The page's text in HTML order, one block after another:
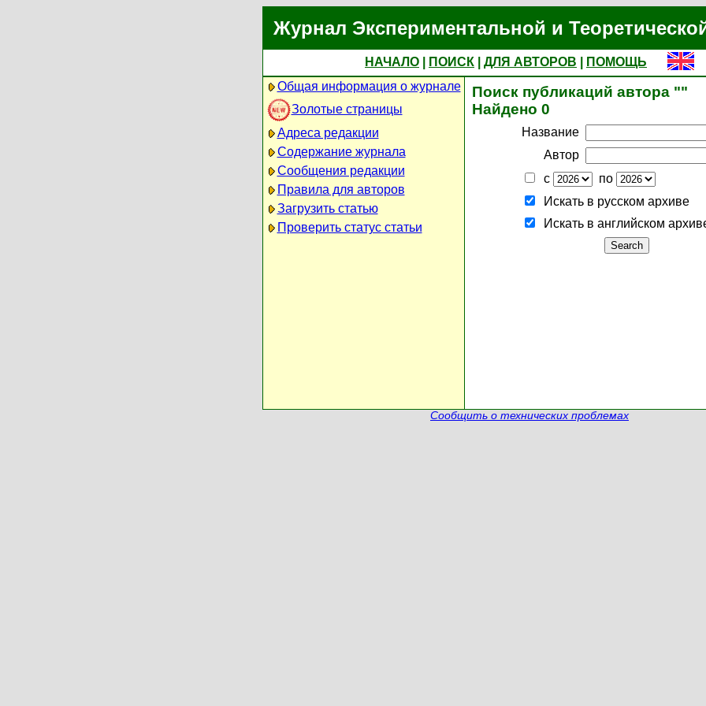
Журнал Экспериментальной и
НАЧАЛО ПОИСК ДЛЯ АВТОРОВ
ПОМОЩЬ
Общая информация о журнале
Золотые страницы
Адреса редакции
Содержание журнала
Сообщения редакции
Правила для авторов
Загрузить статью
Проверить статус статьи
Поиск публикаций автора ""
Найдено 0
Название
Автор
с
по
Искать в русском архиве
Искать в английском
Сообщить о технических проблемах